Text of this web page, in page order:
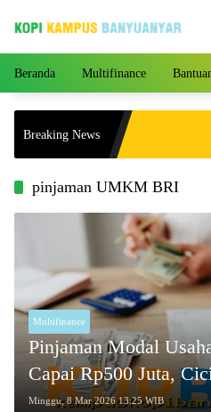
Beranda Multifinance
Breaking News
pinjaman UMKM BRI
Multifinance
Pinjaman Modal
Capai Rp500 Juta,
Mimpi Wirausaha
Minggu, 8 Mar 2026 13:25 WIB